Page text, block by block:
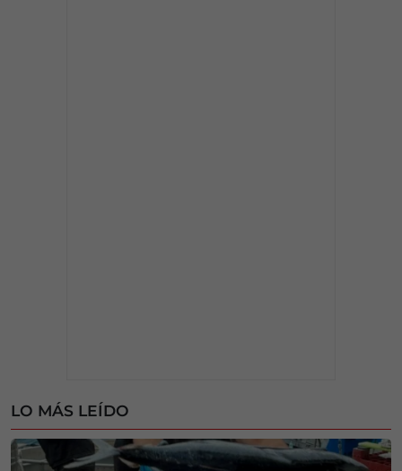
LO MÁS LEÍDO